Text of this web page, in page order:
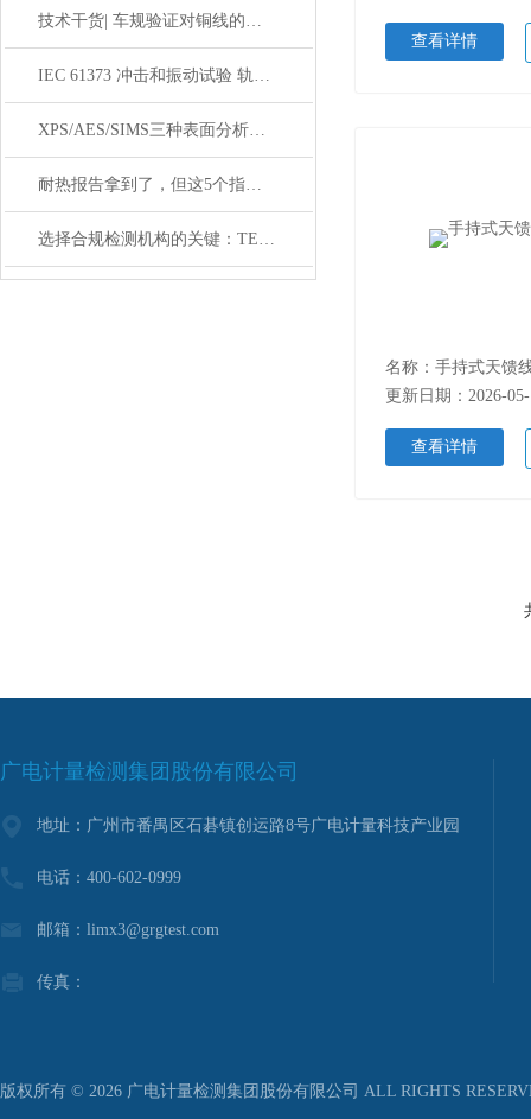
技术干货| 车规验证对铜线的可靠性要求
IEC 61373 冲击和振动试验 轨道交通设备冲击振动试验
XPS/AES/SIMS三种表面分析技术的原理与选择
耐热报告拿到了，但这5个指标你分清了吗？
选择合规检测机构的关键：TEMU白名单与平台指定通道须知
查看详情
名称：手持式天馈
更新日期：2026-
查看详情
广电计量检测集团股份有限公司
地址：广州市番禺区石碁镇创运路8号广电计量科技产业园
电话：400-602-0999
邮箱：limx3@grgtest.com
传真：
版权所有 © 2026 广电计量检测集团股份有限公司 ALL RIGHTS